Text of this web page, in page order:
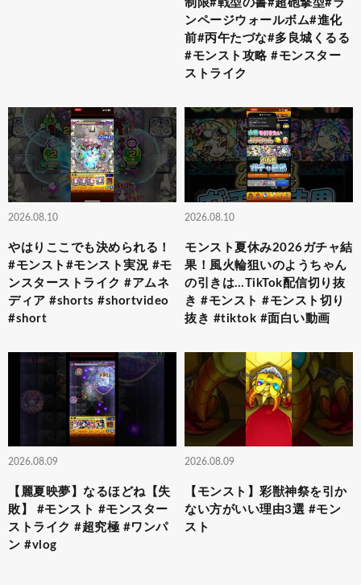
制限#戦型の書#超砲撃型#ラ
ンページウォールボム#進化
前#丙午たづな#多良城くるる
#モンスト攻略 #モンスター
ストライク
2026.08.10
やはりここでも決められる！
#モンスト#モンスト実況 #モ
ンスターストライク #アムネ
ディア #shorts #shortvideo
#short
2026.08.10
モンスト夏休み2026ガチャ結
果！風火輪狙いのようちゃん
の引きは…TikTok配信切り抜
き #モンスト #モンスト切り
抜き #tiktok #面白い動画
2026.08.09
【麗夏映夢】なるほどね【失
敗】 #モンスト #モンスター
ストライク #超究極 #ワンパ
ン #vlog
2026.08.09
【モンスト】彩獣神祭を引か
ない方がいい理由3選 #モン
スト